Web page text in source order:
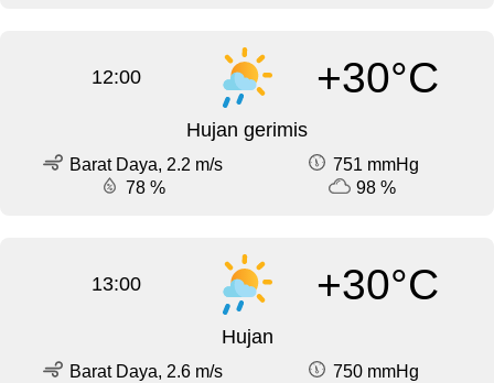
12:00 +30°C
Hujan gerimis
Barat Daya, 2.2 m/s
751 mmHg
78 %
98 %
13:00 +30°C
Hujan
Barat Daya, 2.6 m/s
750 mmHg